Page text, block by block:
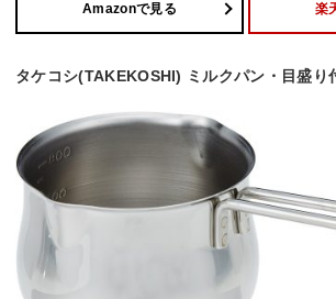
Amazonで見る 楽
タケコシ(TAKEKOSHI) ミルクパン・目盛り